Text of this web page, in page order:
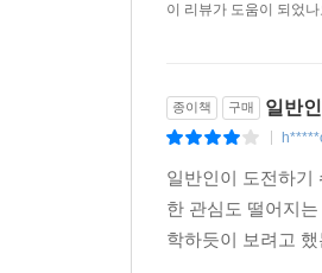
이 리뷰가 도움이 되었
종이책 구매 일반
일반인이 도전하기
한 관심도 떨어지
학하듯이 보려고